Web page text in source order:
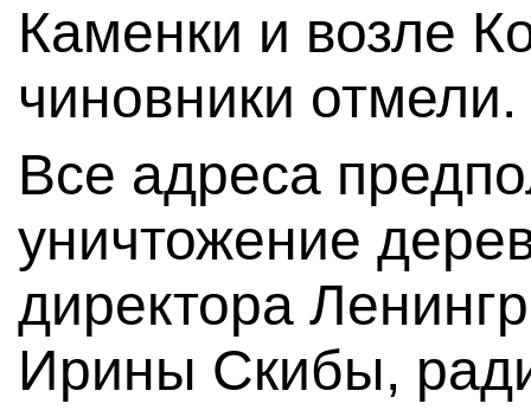
Каменки и возле
чиновники отмели.
Все адреса
уничтожение
директора
Ирины Скибы,